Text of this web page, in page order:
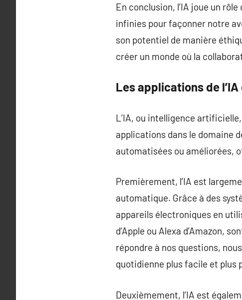
En conclusion, l’IA joue un
infinies pour façonner notre
son potentiel de manière
créer un monde où la
Les applications de
L’IA, ou intelligence
applications dans le domaine
automatisées ou améliorées,
Premièrement, l’IA est
automatique. Grâce à des
appareils électroniques en
d’Apple ou Alexa d’Amazon,
répondre à nos questions,
quotidienne plus facile et plus
Deuxièmement, l’IA est